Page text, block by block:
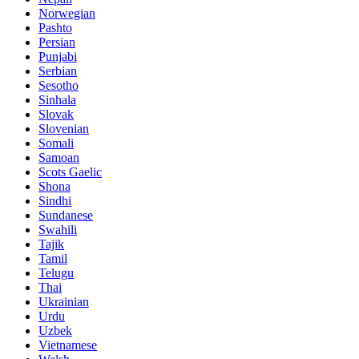
Norwegian
Pashto
Persian
Punjabi
Serbian
Sesotho
Sinhala
Slovak
Slovenian
Somali
Samoan
Scots Gaelic
Shona
Sindhi
Sundanese
Swahili
Tajik
Tamil
Telugu
Thai
Ukrainian
Urdu
Uzbek
Vietnamese